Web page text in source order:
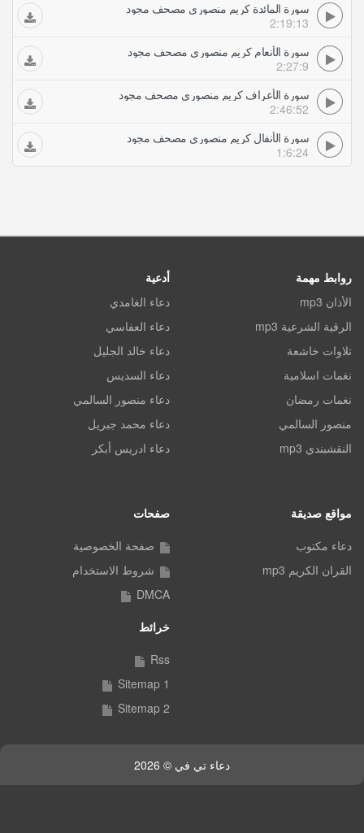
سورة المائدة كريم منصوري مصحف مجود
2:19:13
سورة الأنعام كريم منصوري مصحف مجود
2:27:9
سورة الأعراف كريم منصوري مصحف مجود
2:46:52
سورة الأنفال كريم منصوري مصحف مجود
1:6:24
روابط مهمة
الأذان mp3
الرقية الشرعية mp3
تلاوات خاشعة
نغمات اسلامية
نغمات رمضان
منصور السالمي
النقشبندي mp3
أدعية
دعاء الغامدي
دعاء العفاسي
دعاء خالد الجليل
دعاء السديس
دعاء منصور السالمي
دعاء محمد جبريل
دعاء ادريس أبكر
مواقع صديقة
دعاء مكتوب
القران الكريم mp3
صفحات
صفحة الخصوصية
شروط الاستخدام
DMCA
خرائط
Rss
Sitemap 1
Sitemap 2
دعاء تي في © 2026